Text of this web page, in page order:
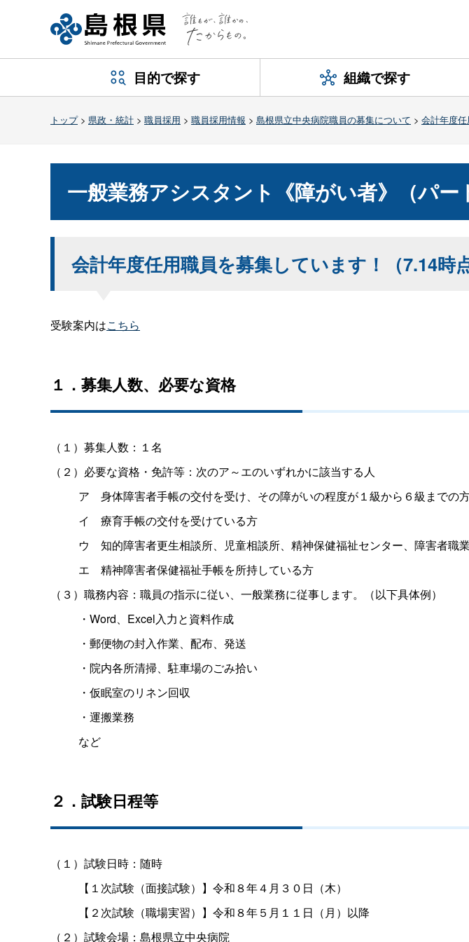
目的で探す 組織で探す
トップ> 県政・統計 > 職員採用 > 職員採用情報 > 島根県立中央病院職員の募集について > 会計年度任
一般業務アシスタント《障がい者》（パ
会計年度任用職員を募集しています！（7.14時
受験案内はこちら
１．募集人数、必要な資格
（１）募集人数：１名
（２）必要な資格・免許等：次のア～エのいずれかに該当する人
ア 身体障害者手帳の交付を受け、その障がいの程度が１級から６級までの
イ 療育手帳の交付を受けている方
ウ 知的障害者更生相談所、児童相談所、精神保健福祉センター、障害者
エ 精神障害者保健福祉手帳を所持している方
（３）職務内容：職員の指示に従い、一般業務に従事します。（以下具体例）
・Word、Excel入力と資料作成
・郵便物の封入作業、配布、発送
・院内各所清掃、駐車場のごみ拾い
・仮眠室のリネン回収
・運搬業務
など
２．試験日程等
（１）試験日時：随時
【１次試験（面接試験）】令和８年４月３０日（木）
【２次試験（職場実習）】令和８年５月１１日（月）以降
（２）試験会場：島根県立中央病院